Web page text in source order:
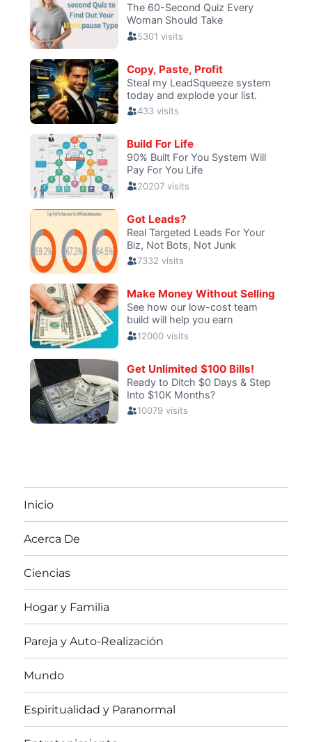
Inicio
Acerca De
Ciencias
Hogar y Familia
Pareja y Auto-Realización
Mundo
Espiritualidad y Paranormal